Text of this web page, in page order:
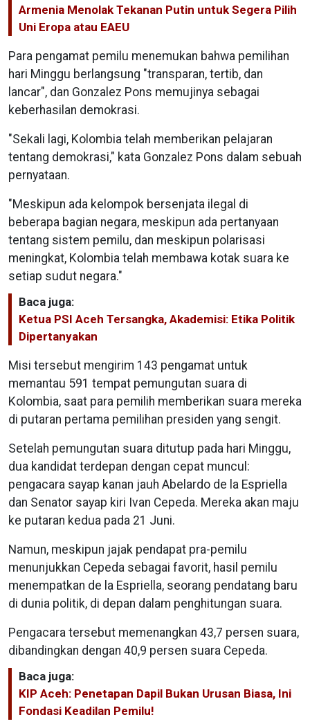
Armenia Menolak Tekanan Putin untuk Segera Pilih
Uni Eropa atau EAEU
Para pengamat pemilu menemukan bahwa pemilihan
hari Minggu berlangsung "transparan, tertib, dan
lancar", dan Gonzalez Pons memujinya sebagai
keberhasilan demokrasi.
"Sekali lagi, Kolombia telah memberikan pelajaran
tentang demokrasi," kata Gonzalez Pons dalam sebuah
pernyataan.
"Meskipun ada kelompok bersenjata ilegal di
beberapa bagian negara, meskipun ada pertanyaan
tentang sistem pemilu, dan meskipun polarisasi
meningkat, Kolombia telah membawa kotak suara ke
setiap sudut negara."
Baca juga:
Ketua PSI Aceh Tersangka, Akademisi: Etika Politik
Dipertanyakan
Misi tersebut mengirim 143 pengamat untuk
memantau 591 tempat pemungutan suara di
Kolombia, saat para pemilih memberikan suara mereka
di putaran pertama pemilihan presiden yang sengit.
Setelah pemungutan suara ditutup pada hari Minggu,
dua kandidat terdepan dengan cepat muncul:
pengacara sayap kanan jauh Abelardo de la Espriella
dan Senator sayap kiri Ivan Cepeda. Mereka akan maju
ke putaran kedua pada 21 Juni.
Namun, meskipun jajak pendapat pra-pemilu
menunjukkan Cepeda sebagai favorit, hasil pemilu
menempatkan de la Espriella, seorang pendatang baru
di dunia politik, di depan dalam penghitungan suara.
Pengacara tersebut memenangkan 43,7 persen suara,
dibandingkan dengan 40,9 persen suara Cepeda.
Baca juga:
KIP Aceh: Penetapan Dapil Bukan Urusan Biasa, Ini
Fondasi Keadilan Pemilu!